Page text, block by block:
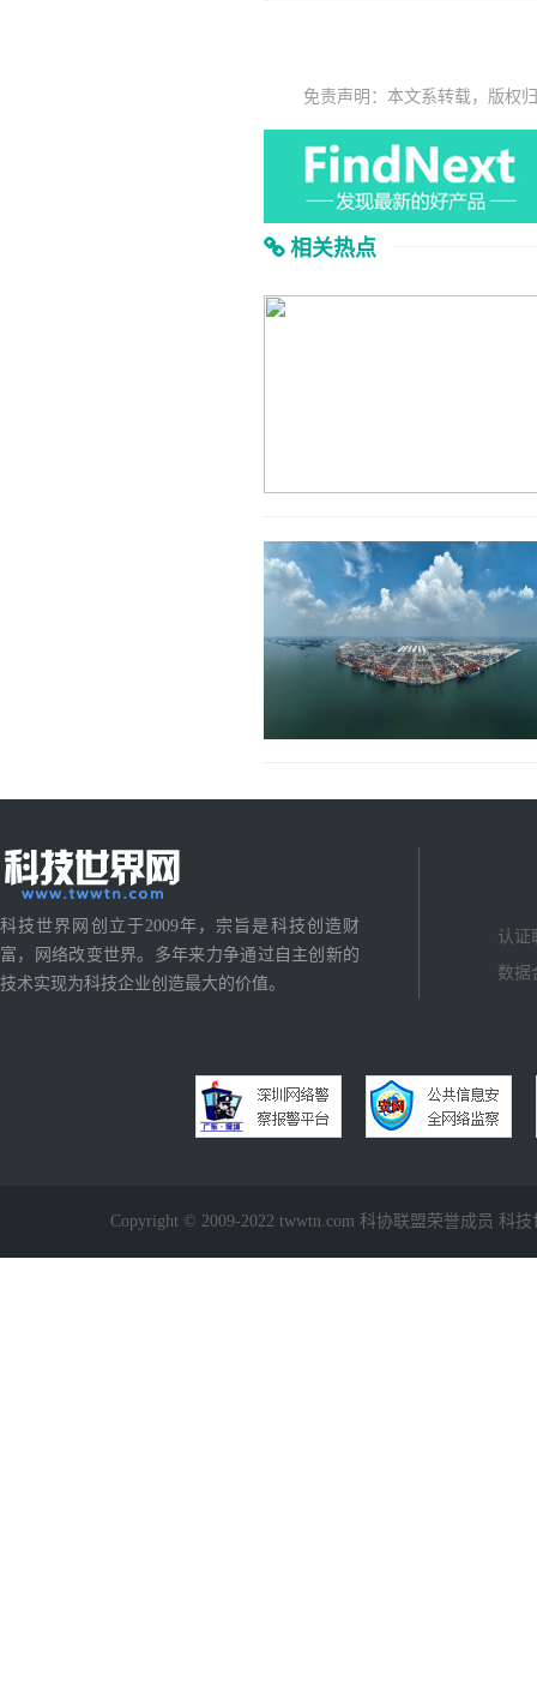
免责声明：本文系转载，版权
相关热点
科技世界网创立于2009年，宗旨是科技创造财
富，网络改变世界。多年来力争通过自主创新的
技术实现为科技企业创造最大的价值。
认证
数据
Copyright © 2009-2022 twwtn.com 科协联盟荣誉成员 科